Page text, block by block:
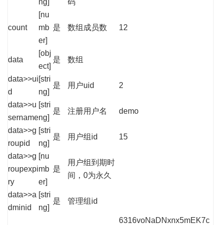
ng]
码
count
[nu
mb
er]
是 数组成员数 12
data
[obj
ect]
是 数组
data>>ui
d
[stri
ng]
是 用户uid 2
data>>u
sername
[stri
ng]
是 注册用户名 demo
data>>g
roupid
[stri
ng]
是 用户组id 15
data>>g
roupexpi
ry
[nu
mb
er]
是
用户组到期时
间，0为永久
data>>a
dminid
[stri
ng]
是 管理组id
6316voNaDNxnx5mEK7c